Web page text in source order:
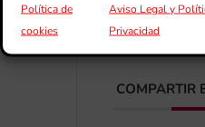
Política de
cookies
Aviso Legal y
Privacidad
COMPARTIR